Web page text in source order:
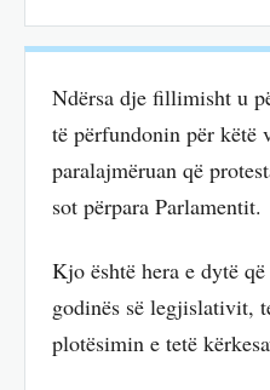
Ndërsa dje fillimisht u
të përfundonin për këtë
paralajmëruan që
sot përpara Parlamentit.
Kjo është hera e dytë
godinës së legjislativit,
plotësimin e tetë